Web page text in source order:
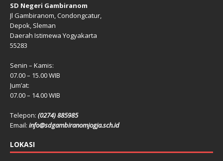
SD Negeri Gambiranom
Jl Gambiranom, Condongcatur,
Depok, Sleman
Daerah Istimewa Yogyakarta
55283
Senin – Kamis:
07.00 – 15.00 WIB
Jum’at:
07.00 – 14.00 WIB
Telepon: (0274) 885985
Email: info@sdgambiranomjogja.sch.id
LOKASI